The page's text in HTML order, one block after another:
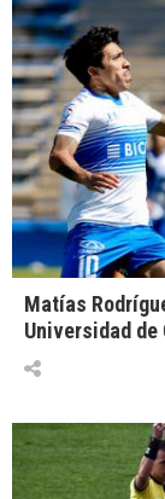
Matías
Universidad de